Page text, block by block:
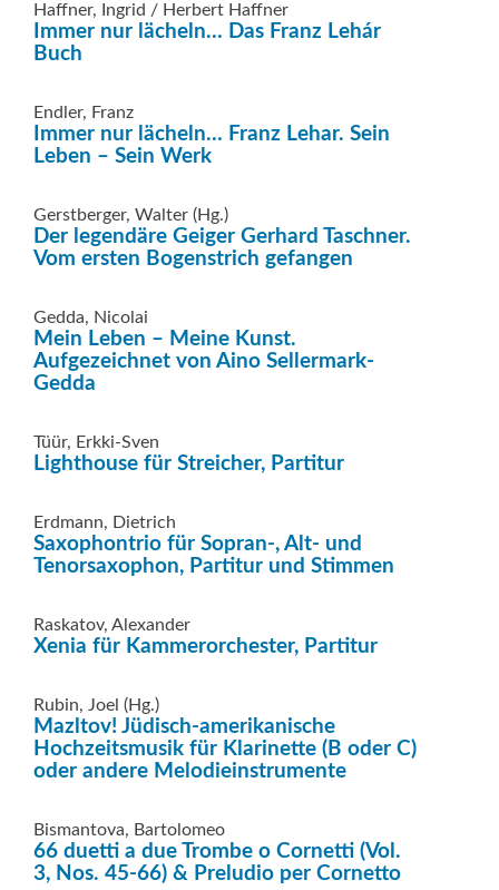
Haffner, Ingrid / Herbert Haffner
Immer nur lächeln… Das Franz Lehár
Buch
Endler, Franz
Immer nur lächeln… Franz Lehar. Sein
Leben – Sein Werk
Gerstberger, Walter (Hg.)
Der legendäre Geiger Gerhard Taschner.
Vom ersten Bogenstrich gefangen
Gedda, Nicolai
Mein Leben – Meine Kunst.
Aufgezeichnet von Aino Sellermark-
Gedda
Tüür, Erkki-Sven
Lighthouse für Streicher, Partitur
Erdmann, Dietrich
Saxophontrio für Sopran-, Alt- und
Tenorsaxophon, Partitur und Stimmen
Raskatov, Alexander
Xenia für Kammerorchester, Partitur
Rubin, Joel (Hg.)
Mazltov! Jüdisch-amerikanische
Hochzeitsmusik für Klarinette (B oder C)
oder andere Melodieinstrumente
Bismantova, Bartolomeo
66 duetti a due Trombe o Cornetti (Vol.
3, Nos. 45-66) & Preludio per Cornetto